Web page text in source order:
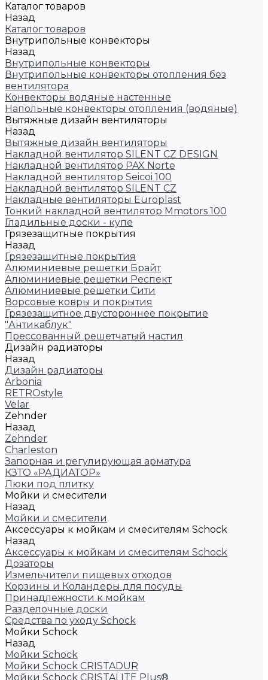
Каталог товаров
Назад
Каталог товаров
Внутрипольные конвекторы
Назад
Внутрипольные конвекторы
Внутрипольные конвекторы отопления без
вентилятора
Конвекторы водяные настенные
Напольные конвекторы отопления (водяные)
Вытяжные дизайн вентиляторы
Назад
Вытяжные дизайн вентиляторы
Накладной вентилятор SILENT CZ DESIGN
Накладной вентилятор PAX Norte
Накладной вентилятор Seicoi 100
Накладной вентилятор SILENT CZ
Накладные вентиляторы Europlast
Тонкий накладной вентилятор Mmotors 100
Гладильные доски - купе
Грязезащитные покрытия
Назад
Грязезащитные покрытия
Алюминиевые решетки Брайт
Алюминиевые решетки Респект
Алюминиевые решетки Сити
Ворсовые ковры и покрытия
Грязезащитное двустороннее покрытие
"Антикаблук"
Прессованный решетчатый настил
Дизайн радиаторы
Назад
Дизайн радиаторы
Arbonia
RETROstyle
Velar
Zehnder
Назад
Zehnder
Charleston
Запорная и регулирующая арматура
КЗТО «РАДИАТОР»
Люки под плитку
Мойки и смесители
Назад
Мойки и смесители
Аксессуары к мойкам и смесителям Schock
Назад
Аксессуары к мойкам и смесителям Schock
Дозаторы
Измельчители пищевых отходов
Корзины и Коландеры для посуды
Принадлежности к мойкам
Разделочные доски
Средства по уходу Schock
Мойки Schock
Назад
Мойки Schock
Мойки Schock CRISTADUR
Мойки Schock CRISTALITE Plus®